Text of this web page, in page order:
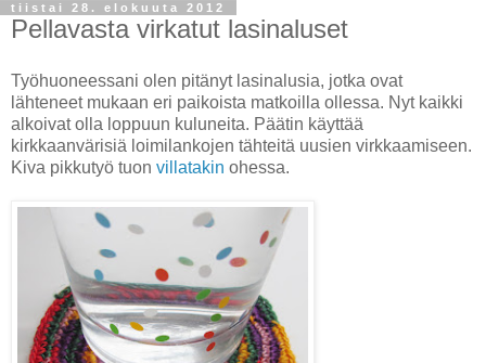
tiistai 28. elokuuta 2012
Pellavasta virkatut lasinaluset
Työhuoneessani olen pitänyt lasinalusia, jotka ovat
lähteneet mukaan eri paikoista matkoilla ollessa. Nyt kaikki
alkoivat olla loppuun kuluneita. Päätin käyttää
kirkkaanvärisiä loimilankojen tähteitä uusien virkkaamiseen.
Kiva pikkutyö tuon villatakin ohessa.